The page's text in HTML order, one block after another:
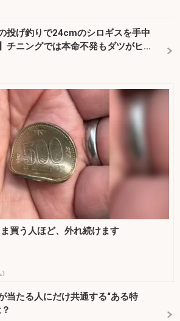
投げ釣りで24cmのシロギスを手中
チニングでは本命不発もダツがヒ...
買う人ほど、外れ続けます
)
当たる人にだけ共通する“ある特